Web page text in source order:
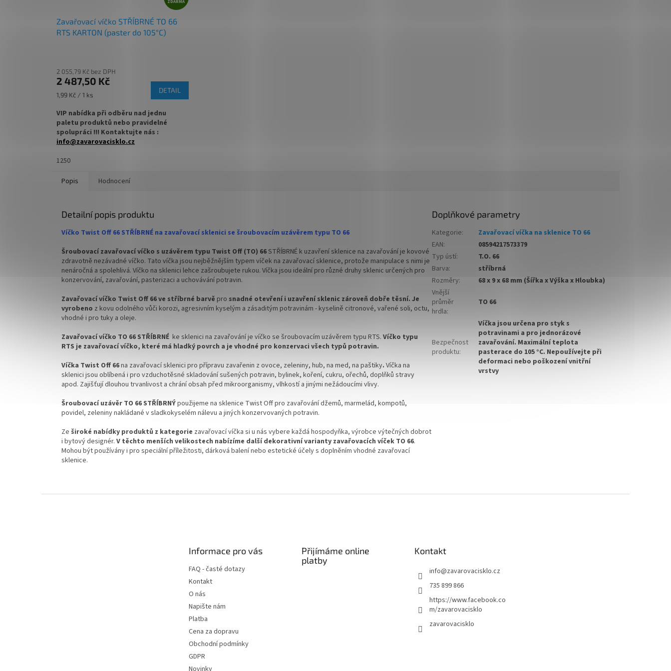
✅ Jako dělaná pro paštiky nebo ořechová
✅ Paletu za výhodnější cenu
D
ZDARMA
Zavařovací víčko STŘÍBRNÉ TO 66
RTS KARTON (paster do 105°C)
2 055,79 Kč bez DPH
2 487,50 Kč
Měrná
1,99 Kč / 1 ks
DETAIL
VIP nabídka při odběru nad jednu
paletu produktů nebo pravidelné
spolupráci !!! Kontaktujte nás :
info@zavarovacisklo.cz
✅Víčko Twist Off RTS pro pasteraci do 105
✅ Objednávejte varianty víček TO 66
✅ Doprava kartónového balení zdarma
✅ Víčka skladem a ihned k odeslání!
!!! DOPRAVA ZDARMA POUZE PRO
OBJEDNÁVKY KARTONŮ !!!
Velkoobchodní balení.
1250
Popis Hodnocení
Detailní popis produktu
Víčko Twist Off 66 STŘÍBRNÉ na zavařovací sklenici se šroubovacím uzávěrem typu TO 66
Šroubovací zavařovací víčko s uzávěrem typu Twist Off (TO) 66STŘÍBRNÉ k uzavření sklenice na zavařování je kovové
zdravotně nezávadné víčko. Tato víčka jsou nejběžnějším typem víček na zavařovací sklenice, protože manipulace s nimi je
nenáročná a spolehlivá. Víčko na sklenici lehce zašroubujete rukou. Víčka jsou ideální pro různé druhy sklenic určených pro
konzervování, zavařování, pasterizaci a uchovávání potravin.
Zavařovací víčko Twist Off 66 ve stříbrné barvě pro snadné otevření i uzavření sklenic zároveň dobře těsní. Je
vyrobeno z kovu odolného vůči korozi, agresivním kyselým a zásaditým potravinám - kyselině citronové, vařené soli, octu,
vhodné i pro tuky a oleje.
Zavařovací víčko TO 66 STŘÍBRNÉ ke sklenici na zavařování je víčko se šroubovacím uzávěrem typu RTS. Víčko typu
RTS je zavařovací víčko, které má hladký povrch a je vhodné pro konzervaci všech typů potravin.
Víčka Twist Off 66na zavařovací sklenici pro přípravu zavařenin z ovoce, zeleniny, hub, na med, na paštiky. Víčka na
sklenici jsou oblíbená i pro vzduchotěsné skladování sušených potravin, bylinek, koření, cukru, ořechů, doplňků stravy
apod. Zajišťují dlouhou trvanlivost a chrání obsah před mikroorganismy, vlhkostí a jinými nežádoucími vlivy.
Šroubovací uzávěr TO 66 STŘÍBRNÝpoužijeme na sklenice Twist Off pro zavařování džemů, marmelád, kompotů,
povidel, zeleniny nakládané v sladkokyselém nálevu a jiných konzervovaných potravin.
Ze široké nabídky produktů z kategorie zavařovací víčka si u nás vybere každá hospodyňka, výrobce výtečných dobrot
i bytový designér. V těchto menších velikostech nabízíme další dekorativní varianty zavařovacích víček TO 66.
Mohou být používány i pro speciální příležitosti, dárková balení nebo estetické účely s doplněním vhodné zavařovací
sklenice.
Doplňkové parametry
Kategorie:
Zavařovací víčka na sklenice TO 66
EAN:
08594217573379
Typ ústí:
T.O. 66
Barva:
stříbrná
Rozměry:
68 x 9 x 68 mm (Šířka x Výška x Hloubka)
Vnější
průměr
hrdla:
TO 66
Bezpečnost
produktu:
Víčka jsou určena pro styk s
potravinami a pro jednorázové
zavařování. Maximální teplota
pasterace do 105 °C. Nepoužívejte při
deformaci nebo poškození vnitřní
vrstvy
Informace pro vás
FAQ - časté dotazy
Kontakt
O nás
Napište nám
Platba
Cena za dopravu
Obchodní podmínky
GDPR
Novinky
Přijímáme online
platby
Kontakt
info@zavarovacisklo.cz
735 899 866
https://www.facebook.co
m/zavarovacisklo
zavarovacisklo